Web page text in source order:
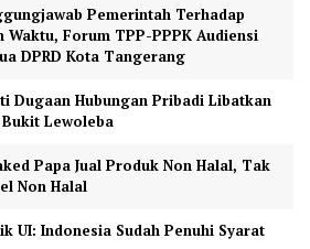
Pemerintah Terhadap
Waktu, Forum TPP-PPPK Audiensi
DPRD Kota Tangerang
Dugaan Hubungan Pribadi Libatkan
Lewoleba
Papa Jual Produk Non Halal, Tak
Non Halal
UI: Indonesia Sudah Penuhi Syarat